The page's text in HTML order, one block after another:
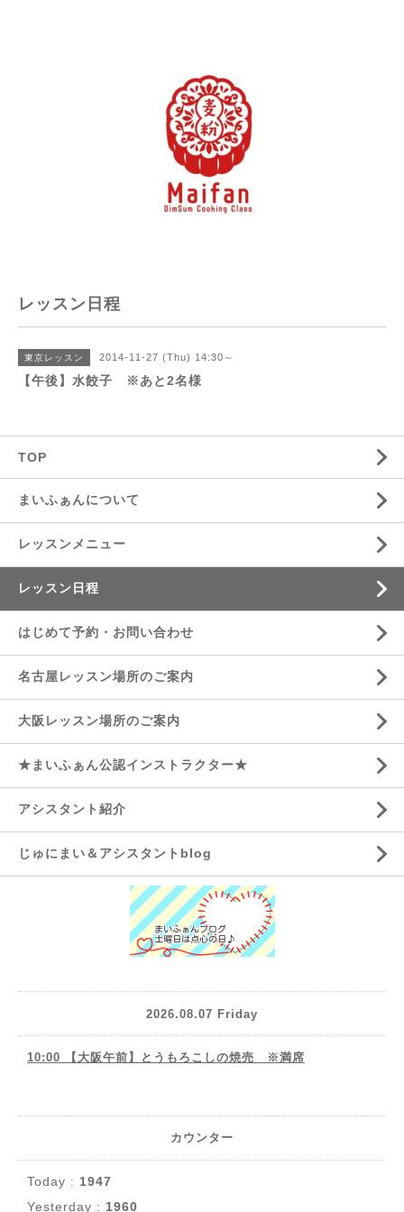
レッスン日程
東京レッスン 2014-11-27 (Thu) 14:30～
【午後】水餃子 ※あと2名様
TOP
まいふぁんについて
レッスンメニュー
レッスン日程
はじめて予約・お問い合わせ
名古屋レッスン場所のご案内
大阪レッスン場所のご案内
★まいふぁん公認インストラクター★
アシスタント紹介
じゅにまい＆アシスタントblog
2026.08.07 Friday
10:00 【大阪午前】とうもろこしの焼売 ※満席
カウンター
Today : 1947
Yesterday : 1960